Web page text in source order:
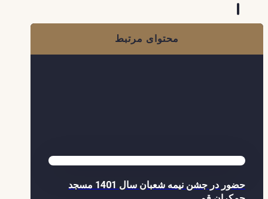
محتوای مرتبط
حضور در جشن نیمه شعبان سال 1401 مسجد